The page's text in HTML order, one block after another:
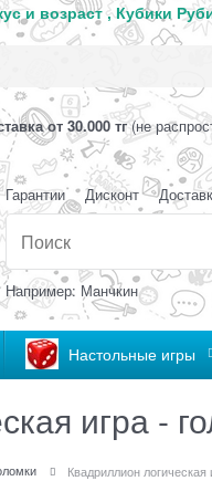
и возраст , Кубики
от 30.000 тг(не
Гарантии Дисконт
Например: Манчкин
Настольные игры
игра -
Квадриллион